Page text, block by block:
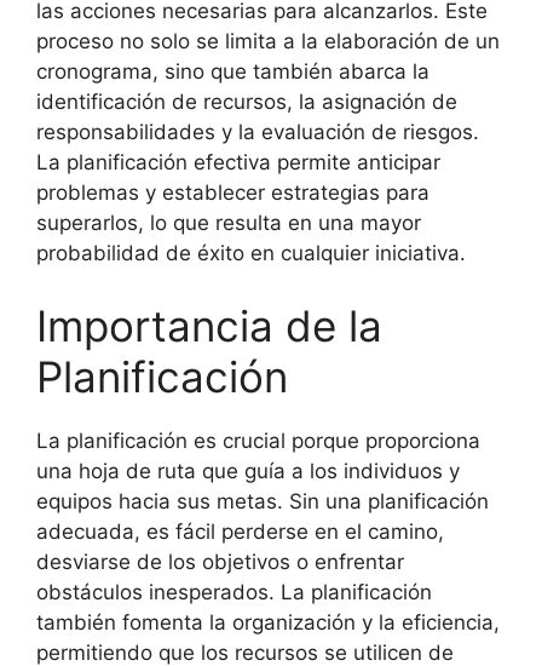
las acciones necesarias para alcanzarlos. Este
proceso no solo se limita a la elaboración de un
cronograma, sino que también abarca la
identificación de recursos, la asignación de
responsabilidades y la evaluación de riesgos.
La planificación efectiva permite anticipar
problemas y establecer estrategias para
superarlos, lo que resulta en una mayor
probabilidad de éxito en cualquier iniciativa.
Importancia de la
Planificación
La planificación es crucial porque proporciona
una hoja de ruta que guía a los individuos y
equipos hacia sus metas. Sin una planificación
adecuada, es fácil perderse en el camino,
desviarse de los objetivos o enfrentar
obstáculos inesperados. La planificación
también fomenta la organización y la eficiencia,
permitiendo que los recursos se utilicen de